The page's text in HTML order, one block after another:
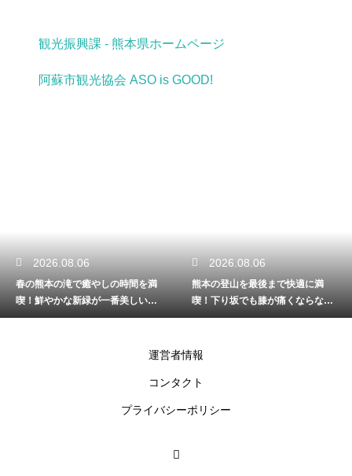
観光振興課 - 熊本県ホームページ
阿蘇市観光協会 ASO is GOOD!
2026.08.06
熊本の登山を最後まで快適に満
喫！下り坂でも膝が痛くならない
歩き方を解説
2026.08.05
熊本の川遊びを家族みんなで満
喫！手軽に自然を楽しめる日帰り
のコース解説
運営者情報
コンタクト
プライバシーポリシー